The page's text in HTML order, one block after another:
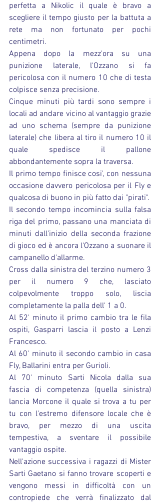
perfetta a Nikolic il quale è bravo a
scegliere il tempo giusto per la battuta a
rete ma non fortunato per pochi
centimetri.
Appena dopo la mezz'ora su una
punizione laterale, l'Ozzano si fa
pericolosa con il numero 10 che di testa
colpisce senza precisione.
Cinque minuti più tardi sono sempre i
locali ad andare vicino al vantaggio grazie
ad uno schema (sempre da punizione
laterale) che libera al tiro il numero 10 il
quale spedisce il pallone
abbondantemente sopra la traversa.
Il primo tempo finisce cosi', con nessuna
occasione davvero pericolosa per il Fly e
qualcosa di buono in più fatto dai "pirati".
Il secondo tempo incomincia sulla falsa
riga del primo, passano una manciata di
minuti dall'inizio della seconda frazione
di gioco ed è ancora l'Ozzano a suonare il
campanello d'allarme.
Cross dalla sinistra del terzino numero 3
per il numero 9 che, lasciato
colpevolmente troppo solo, liscia
completamente la palla dell' 1 a 0.
Al 52' minuto il primo cambio tra le fila
ospiti, Gasparri lascia il posto a Lenzi
Francesco.
Al 60' minuto il secondo cambio in casa
Fly, Ballarini entra per Gurioli.
Al 70' minuto Sarti Nicola dalla sua
fascia di competenza (quella sinistra)
lancia Morcone il quale si trova a tu per
tu con l'estremo difensore locale che è
bravo, per mezzo di una uscita
tempestiva, a sventare il possibile
vantaggio ospite.
Nell'azione successiva i ragazzi di Mister
Sarti Gaetano si fanno trovare scoperti e
vengono messi in difficoltà con un
contropiede che verrà finalizzato dal